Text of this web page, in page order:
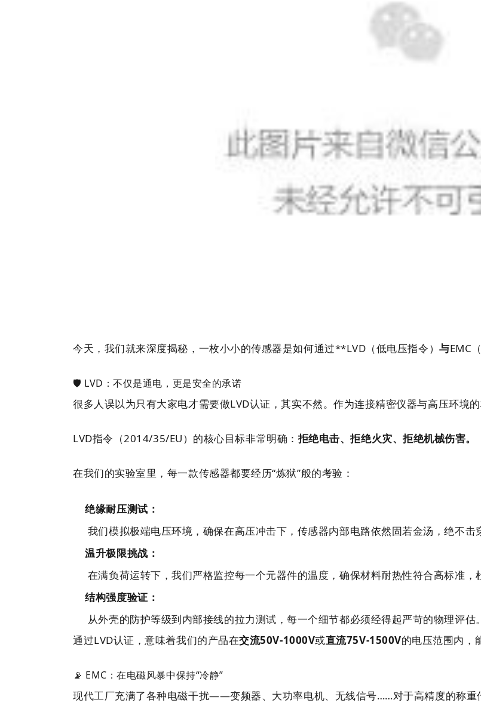
今天，我们就来深度揭秘，一枚小小的传感器是如何通过**LVD（低电压指令）与EMC
🛡️ LVD：不仅是通电，更是安全的承诺
很多人误以为只有大家电才需要做LVD认证，其实不然。作为连接精密仪器与高压环境
LVD指令（2014/35/EU）的核心目标非常明确： 拒绝电击、拒绝火灾、拒绝机械伤害。
在我们的实验室里，每一款传感器都要经历“炼狱”般的考验：
绝缘耐压测试：
我们模拟极端电压环境，确保在高压冲击下，传感器内部电路依然固若金汤，绝不击
温升极限挑战：
在满负荷运转下，我们严格监控每一个元器件的温度，确保材料耐热性符合高标准，
结构强度验证：
从外壳的防护等级到内部接线的拉力测试，每一个细节都必须经得起严苛的物理评估。
通过LVD认证，意味着我们的产品在交流50V-1000V或直流75V-1500V的电压范围内，
📡 EMC：在电磁风暴中保持“冷静”
现代工厂充满了各种电磁干扰——变频器、大功率电机、无线信号……对于高精度的称重